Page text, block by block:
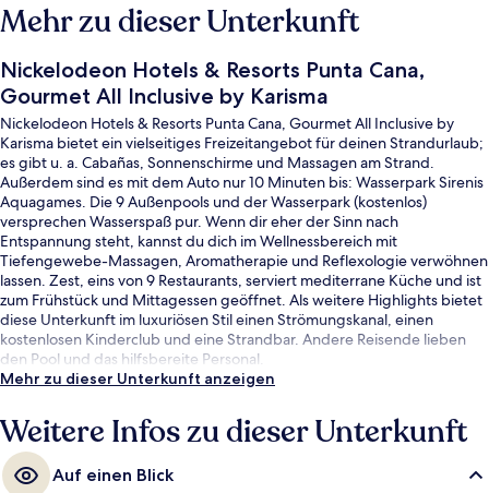
Mehr zu dieser Unterkunft
Nickelodeon Hotels & Resorts Punta Cana,
Gourmet All Inclusive by Karisma
Nickelodeon Hotels & Resorts Punta Cana, Gourmet All Inclusive by
Karisma bietet ein vielseitiges Freizeitangebot für deinen Strandurlaub;
es gibt u. a. Cabañas, Sonnenschirme und Massagen am Strand.
Außerdem sind es mit dem Auto nur 10 Minuten bis: Wasserpark Sirenis
Aquagames. Die 9 Außenpools und der Wasserpark (kostenlos)
versprechen Wasserspaß pur. Wenn dir eher der Sinn nach
Entspannung steht, kannst du dich im Wellnessbereich mit
Tiefengewebe-Massagen, Aromatherapie und Reflexologie verwöhnen
lassen. Zest, eins von 9 Restaurants, serviert mediterrane Küche und ist
zum Frühstück und Mittagessen geöffnet. Als weitere Highlights bietet
diese Unterkunft im luxuriösen Stil einen Strömungskanal, einen
kostenlosen Kinderclub und eine Strandbar. Andere Reisende lieben
den Pool und das hilfsbereite Personal.
Mehr zu dieser Unterkunft anzeigen
Weitere Infos zu dieser Unterkunft
Auf einen Blick